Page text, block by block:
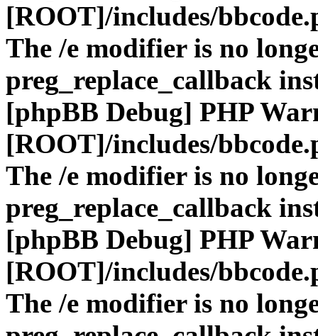
[ROOT]/includes/
The /e modifier is no
preg_replace_callback
[phpBB Debug] PHP
[ROOT]/includes/
The /e modifier is no
preg_replace_callback
[phpBB Debug] PHP
[ROOT]/includes/
The /e modifier is no